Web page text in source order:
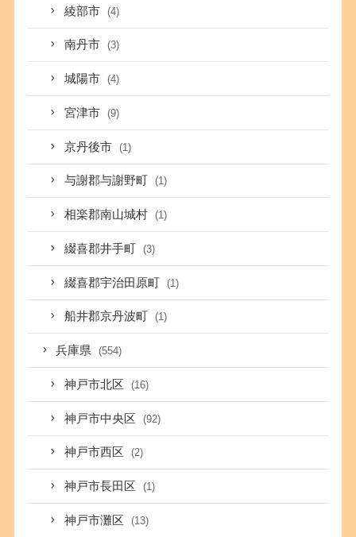
綾部市 (4)
南丹市 (3)
城陽市 (4)
宮津市 (9)
京丹後市 (1)
与謝郡与謝野町 (1)
相楽郡南山城村 (1)
綴喜郡井手町 (3)
綴喜郡宇治田原町 (1)
船井郡京丹波町 (1)
兵庫県 (554)
神戸市北区 (16)
神戸市中央区 (92)
神戸市西区 (2)
神戸市長田区 (1)
神戸市灘区 (13)